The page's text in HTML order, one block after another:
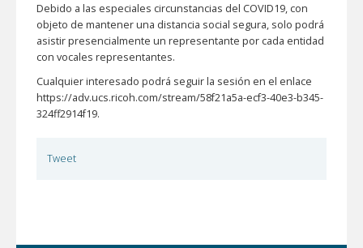
Debido a las especiales circunstancias del COVID19, con
objeto de mantener una distancia social segura, solo podrá
asistir presencialmente un representante por cada entidad
con vocales representantes.
Cualquier interesado podrá seguir la sesión en el enlace
https://adv.ucs.ricoh.com/stream/58f21a5a-ecf3-40e3-b345-
324ff2914f19.
Tweet